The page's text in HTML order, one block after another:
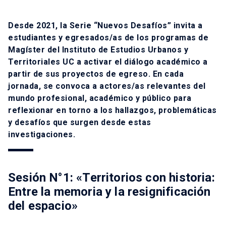
Desde 2021, la Serie “Nuevos Desafíos” invita a
estudiantes y egresados/as de los programas de
Magíster del Instituto de Estudios Urbanos y
Territoriales UC a activar el diálogo académico a
partir de sus proyectos de egreso. En cada
jornada, se convoca a actores/as relevantes del
mundo profesional, académico y público para
reflexionar en torno a los hallazgos, problemáticas
y desafíos que surgen desde estas
investigaciones.
Sesión N°1: «Territorios con historia:
Entre la memoria y la resignificación
del espacio»